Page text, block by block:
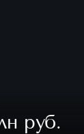
руб.